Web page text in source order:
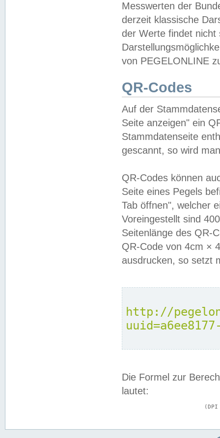
Messwerten der
derzeit klassische
der Werte findet
von PEGELONLINE
QR-Codes
Auf der
Seite anzeigen" ein
Stammdatenseite
gescannt, so wird
QR-Codes können
Seite eines Pegels
Tab öffnen", welcher
Voreingestellt sind
Seitenlänge des QR-
QR-Code von 4cm ×
ausdrucken, so setzt
http://
Die Formel zur
lautet: